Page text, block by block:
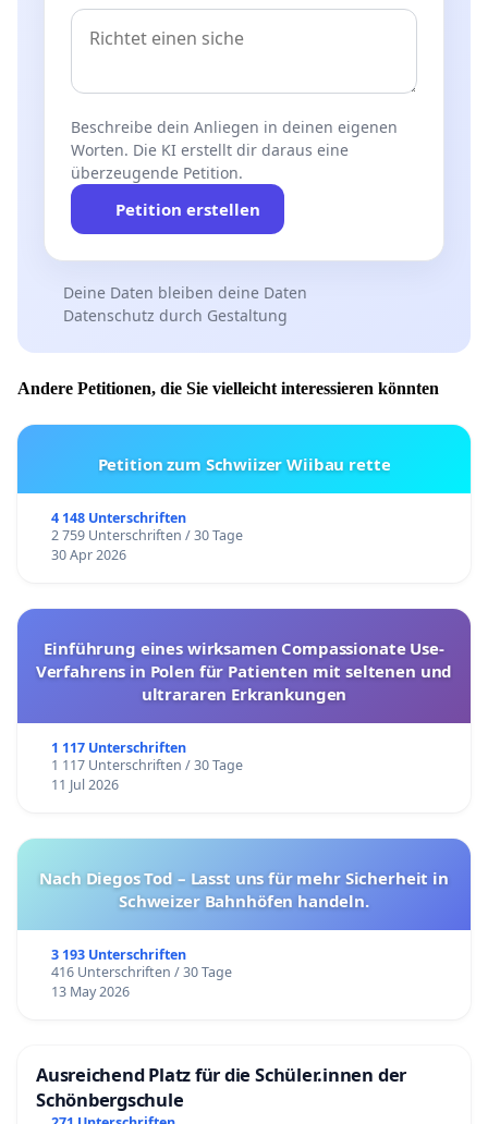
Beschreibe dein Anliegen in deinen eigenen
Worten. Die KI erstellt dir daraus eine
überzeugende Petition.
Petition erstellen
Deine Daten bleiben deine Daten
Datenschutz durch Gestaltung
Andere Petitionen, die Sie vielleicht interessieren könnten
Petition zum Schwiizer Wiibau rette
4 148 Unterschriften
2 759 Unterschriften / 30 Tage
30 Apr 2026
Einführung eines wirksamen Compassionate Use-
Verfahrens in Polen für Patienten mit seltenen und
ultrararen Erkrankungen
1 117 Unterschriften
1 117 Unterschriften / 30 Tage
11 Jul 2026
Nach Diegos Tod – Lasst uns für mehr Sicherheit in
Schweizer Bahnhöfen handeln.
3 193 Unterschriften
416 Unterschriften / 30 Tage
13 May 2026
Ausreichend Platz für die Schüler.innen der
Schönbergschule